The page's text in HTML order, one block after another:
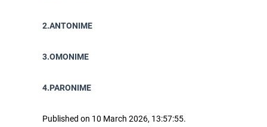
2.ANTONIME
3.OMONIME
4.PARONIME
Published on 10 March 2026, 13:57:55.